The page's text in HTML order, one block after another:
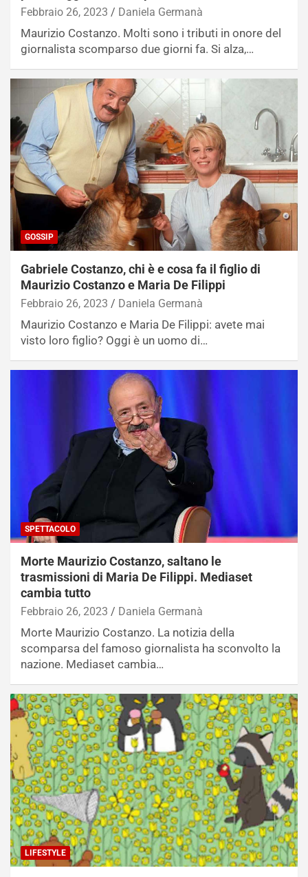
Febbraio 26, 2023 Daniela Germanà
Maurizio Costanzo. Molti sono i tributi in onore del
giornalista scomparso due giorni fa. Si alza,…
GOSSIP
Gabriele Costanzo, chi è e cosa fa il figlio di
Maurizio Costanzo e Maria De Filippi
Febbraio 26, 2023 Daniela Germanà
Maurizio Costanzo e Maria De Filippi: avete mai
visto loro figlio? Oggi è un uomo di…
SPETTACOLO
Morte Maurizio Costanzo, saltano le
trasmissioni di Maria De Filippi. Mediaset
cambia tutto
Febbraio 26, 2023 Daniela Germanà
Morte Maurizio Costanzo. La notizia della
scomparsa del famoso giornalista ha sconvolto la
nazione. Mediaset cambia…
LIFESTYLE